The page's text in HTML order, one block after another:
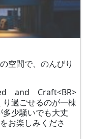
空間で、のんびり
and Craft<BR>
過ごせるのが一棟
少騒いでも大丈
お楽しみくださ